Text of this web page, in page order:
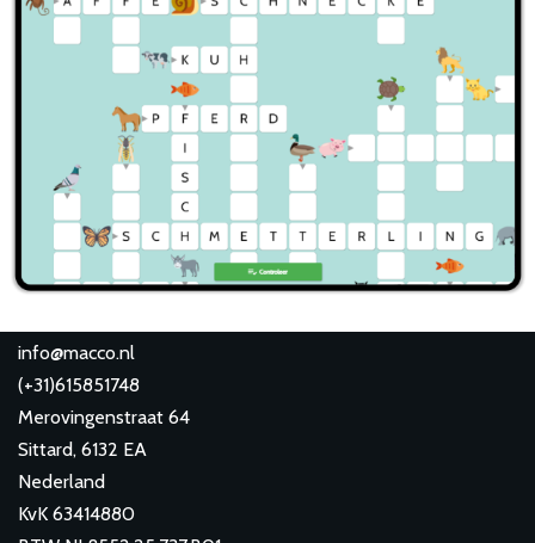
info@macco.nl
(+31)615851748
Merovingenstraat 64
Sittard, 6132 EA
Nederland
KvK 63414880